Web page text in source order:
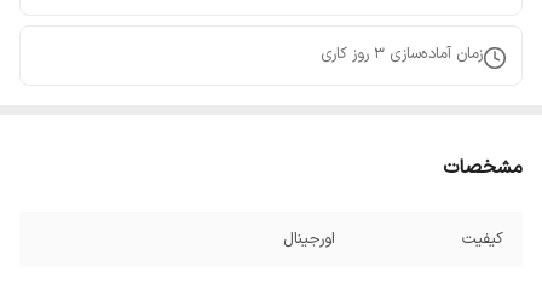
زمان آماده‌سازی 3 روز کاری
مشخصات
کیفیت اورجینال